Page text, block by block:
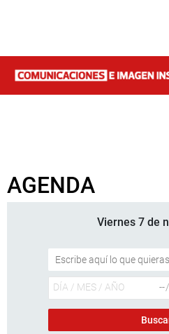
AGENDA
Viernes 7 de